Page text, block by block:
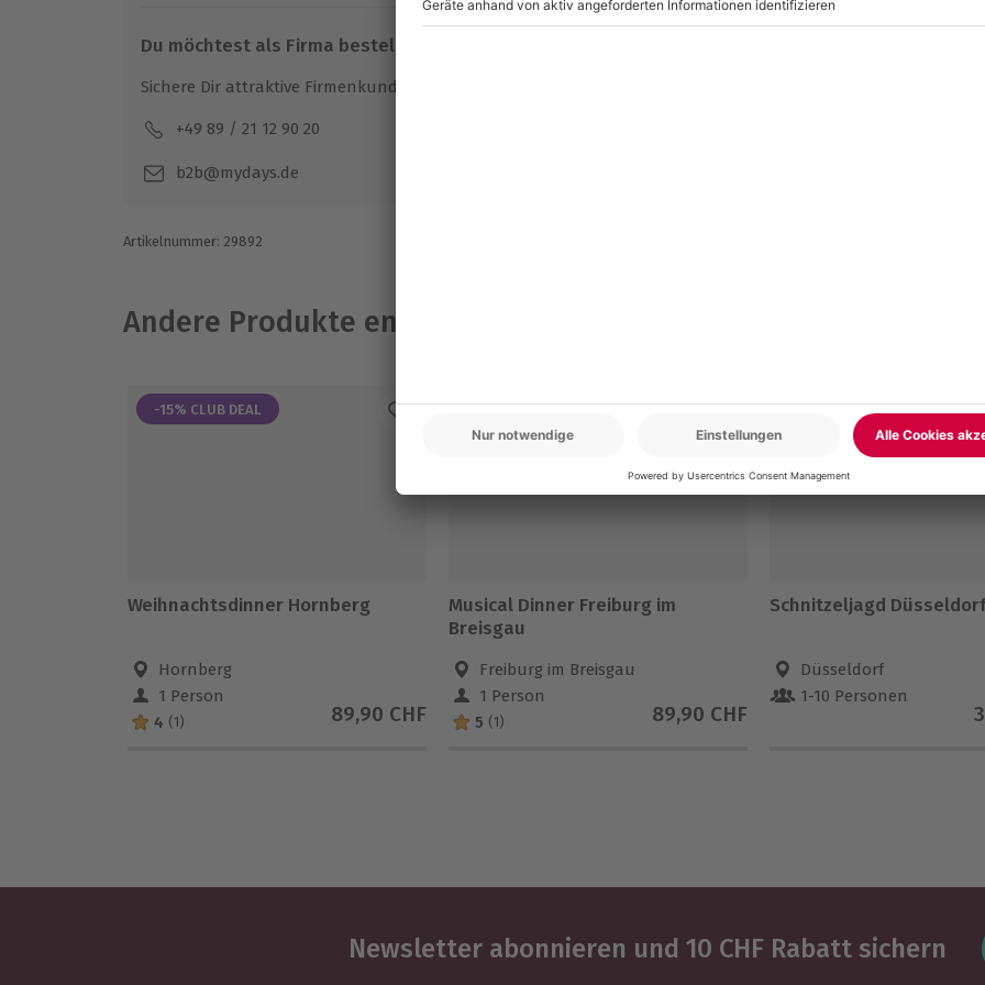
Du möchtest als Firma bestellen?
Sichere Dir attraktive Firmenkunden Vorteile.
+49 89 / 21 12 90 20
b2b@mydays.de
Artikelnummer: 29892
Andere Produkte entdecken
-15% CLUB DEAL
Weihnachtsdinner Hornberg
Hornberg
1 Person
4 (1) 89,90 CHF
Musical Dinner Freiburg im
Breisgau
Freiburg im Breisgau
1 Person
5 (1) 89,90 CHF
-15% CLUB DEAL
Schnitzeljagd Düsseldorf
Düsseldorf
1-10 Personen
Newsletter abonnieren und 10 CHF Rabatt sichern